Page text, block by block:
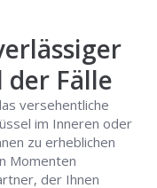
der Fälle
versehentliche
im Inneren oder
zu erheblichen
Momenten
der Ihnen